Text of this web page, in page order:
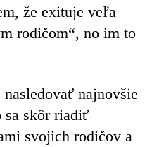
že exituje veľa
rodičom“, no im to
najnovšie
sa skôr riadiť
svojich rodičov a